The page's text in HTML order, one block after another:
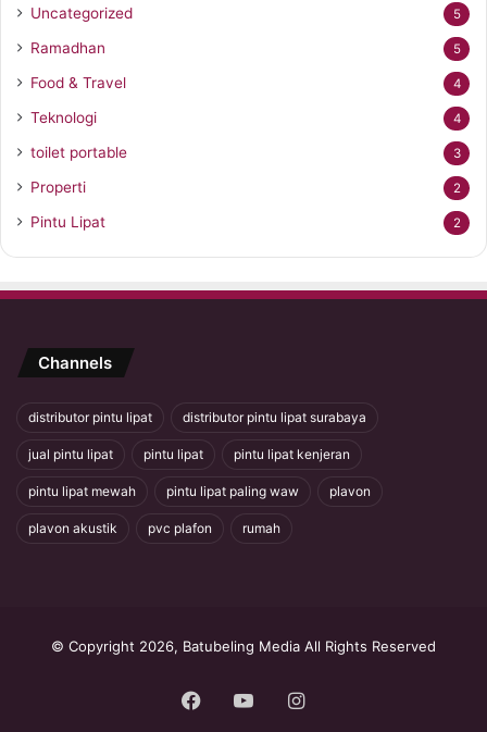
Uncategorized 5
Ramadhan 5
Food & Travel 4
Teknologi 4
toilet portable 3
Properti 2
Pintu Lipat 2
Channels
distributor pintu lipat distributor pintu lipat surabaya
jual pintu lipat pintu lipat pintu lipat kenjeran
pintu lipat mewah pintu lipat paling waw plavon
plavon akustik pvc plafon rumah
© Copyright 2026, Batubeling Media All Rights Reserved
FacebookYouTubeInstagram